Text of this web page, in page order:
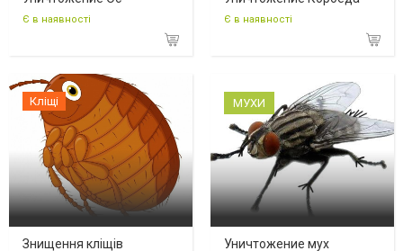
Є в наявності Є в наявності
Кліщі
Знищення кліщів
МУХИ
Уничтожение мух